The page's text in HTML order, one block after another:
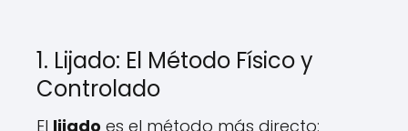
1. Lijado: El Método Físico y
Controlado
El lijado es el método más directo: